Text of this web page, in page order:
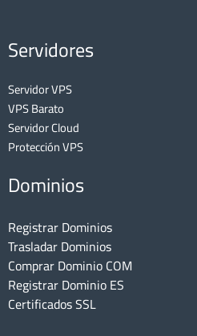
Servidores
Servidor VPS
VPS Barato
Servidor Cloud
Protección VPS
Dominios
Registrar Dominios
Trasladar Dominios
Comprar Dominio COM
Registrar Dominio ES
Certificados SSL